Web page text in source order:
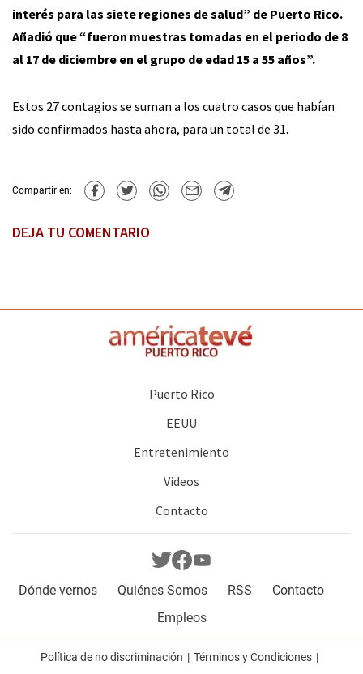
interés para las siete regiones de salud” de Puerto Rico.
Añadió que “fueron muestras tomadas en el periodo de 8
al 17 de diciembre en el grupo de edad 15 a 55 años”.
Estos 27 contagios se suman a los cuatro casos que habían
sido confirmados hasta ahora, para un total de 31.
Compartir en:
DEJA TU COMENTARIO
Puerto Rico
EEUU
Entretenimiento
Videos
Contacto
Dónde vernos Quiénes Somos RSS
Contacto
Empleos
Política de no discriminación Términos y Condiciones